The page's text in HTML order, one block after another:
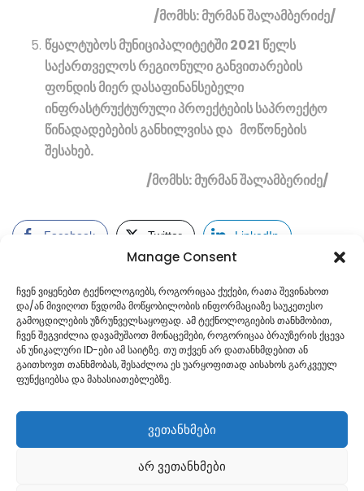
Manage Consent
ჩვენ ვიყენებთ ტექნოლოგიებს, როგორიცაა ქუქები, რათა შევინახოთ
და/ან მივიღოთ წვდომა მოწყობილობის ინფორმაციაზე საუკეთესო
გამოცდილების უზრუნველსაყოფად. ამ ტექნოლოგიების თანხმობით,
ჩვენ შეგვიძლია დავამუშაოთ მონაცემები, როგორიცაა ბრაუზერის ქცევა
ან უნიკალური ID-ები ამ საიტზე. თუ თქვენ არ დათანხმდებით ან
გაითხოვთ თანხმობას, შესაძლოა ეს უარყოფითად აისახოს გარკვეულ
ფუნქციებსა და მახასიათებლებზე.
ვეთანხმები
არ ვეთანხმები
/მომხს: მურმან შალამბერიძე/
წყალტუბოს მუნიციპალიტეტში 2021 წელს
საქართველოს რეგიონული განვითარების
ფონდის მიერ დასაფინანსებელი
ინფრასტრუქტურული პროექტების საპროექტო
წინადადებების განხილვისა და მოწონების
შესახებ.
/მომხს: მურმან შალამბერიძე/
Facebook Twitter LinkedIn